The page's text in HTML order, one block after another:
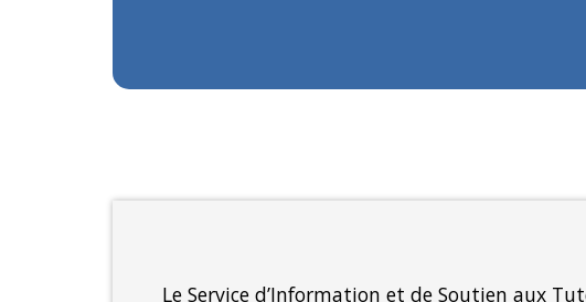
Le Service d’Information et de Soutien aux